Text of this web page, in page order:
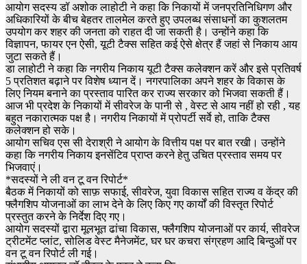
आयोग सदस्य डॉ अशोक लाहोटी ने कहा कि निकायों में जनप्रतिनिधिगण और
अधिकारियों के बीच बेहतर तालमेल करते हुए उपलब्ध संसाधनों का कुशलतम
उपयोग कर शहर की जनता को राहत दी जा सकती है। उन्होंने कहा कि
विज्ञापन, फायर एन ऐसी, यूटी टैक्स सहित कई ऐसे क्षेत्र हैं जहां से निकाय आय
जुटा सकते हैं।
डा लाहोटी ने कहा कि नगरीय निकाय यूटी टैक्स कलेक्शन करें और इसे प्रतिवर्ष
5 प्रतिशत बढ़ाने पर विशेष ध्यान दें। नगरपालिका अपने शहर के विकास के
लिए नियम बनाने का प्रस्ताव पारित कर राज्य सरकार को भिजवा सकती हैं।
आज भी प्रदेश के निकायों में सीवरेज के पानी से , वेस्ट से आय नहीं हो रही , यह
बहुत नकारात्मक पक्ष है। नगरीय निकायों में प्रोपर्टी सर्वे हो, ताकि टैक्स
कलेक्शन हो सके।
आयोग सचिव एस सी देराश्री ने आयोग के वित्तीय पक्ष पर बात रखी। उन्होंने
कहा कि नगरीय निकाय इनसेंटिव प्राप्त करने हेतु उचित प्रस्ताव समय पर
भिजवाएं।
*सदस्यों ने ली वन टू वन रिपोर्ट*
बैठक में निकायों को साफ़ सफाई, सीवरेज, युवा विकास सहित राज्य व केंद्र की
फ्लैगशिप योजनाओं का लाभ देने के लिए किए गए कार्यों की विस्तृत रिपोर्ट
प्रस्तुत करने के निर्देश दिए गए।
आयोग सदस्यों द्वारा मूलभूत ढांचा विकास, फ्लैगशिप योजनाओं पर कार्य, सीवरेज
ट्रीटमेंट प्लांट, सोलिड वेस्ट मैनेजमेंट, घर घर कचरा संग्रहण आदि बिन्दुओं पर
वन टू वन रिपोर्ट ली गई।